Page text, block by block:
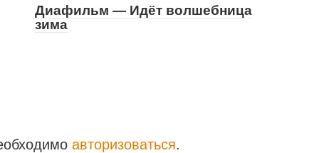
Диафильм — Идёт волшебница
зима
авторизоваться.